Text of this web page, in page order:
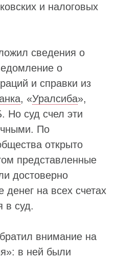
и налоговых
сведения о
о
и справки из
, «Уралсиба»,
Но суд счел эти
По
открыто
представленные
достоверно
денег на всех счетах
в суд.
внимание на
в ней были